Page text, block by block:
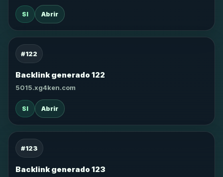
SI Abrir
#122
Backlink generado 122
5015.xg4ken.com
SI Abrir
#123
Backlink generado 123